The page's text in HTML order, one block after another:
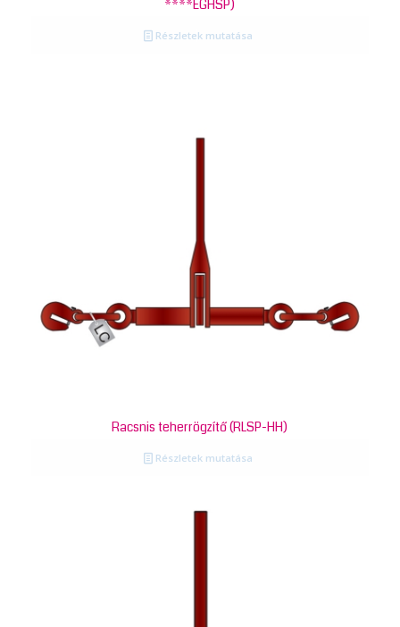
****EGHSP)
Részletek mutatása
Racsnis teherrögzítő (RLSP-HH)
Részletek mutatása